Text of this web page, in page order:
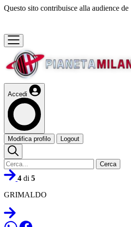
Questo sito contribuisce alla audience de
Accedi
Modifica profilo Logout
Cerca
4 di 5
GRIMALDO